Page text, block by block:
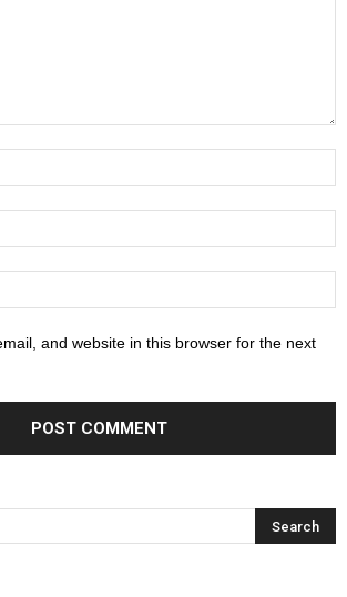
and website in this browser for the next